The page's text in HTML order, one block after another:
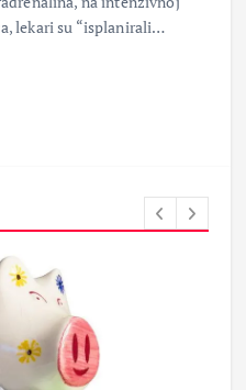
lekari su “isplanirali…